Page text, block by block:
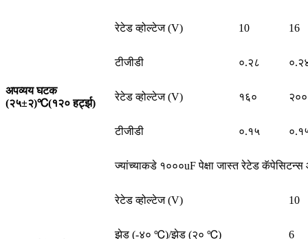
अपव्यय घटक
(२५±२)℃(१२० हर्ट्झ)
रेटेड व्होल्टेज (V) 10 16
टीजीडी ०.२८
रेटेड व्होल्टेज (V) १६० २००
टीजीडी ०.१५
ज्यांच्याकडे १०००uF पेक्षा जास्त रेटेड कॅपेसिटन्स
रेटेड व्होल्टेज (V) 10
झेड (-४० ℃)/झेड (२० ℃) 6